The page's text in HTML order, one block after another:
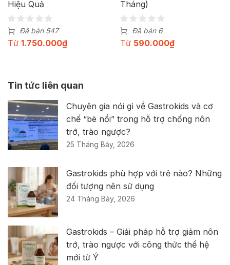
Hiệu Quả
Đã bán 547
Từ 1.750.000₫
Tháng)
Đã bán 6
Từ 590.000₫
Tin tức liên quan
Chuyên gia nói gì về Gastrokids và cơ
chế “bè nổi” trong hỗ trợ chống nôn
trớ, trào ngược?
25 Tháng Bảy, 2026
Gastrokids phù hợp với trẻ nào? Những
đối tượng nên sử dụng
24 Tháng Bảy, 2026
Gastrokids – Giải pháp hỗ trợ giảm nôn
trớ, trào ngược với công thức thế hệ
mới từ Ý